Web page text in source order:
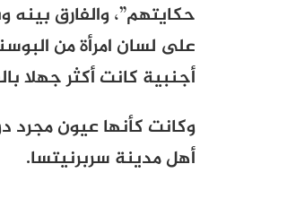
حكايتهم”، والفارق بينه
على لسان امرأة من
أجنبية كانت أكثر جهلا
وكانت كأنها عيون مجرد
أهل مدينة سربرنيتسا.